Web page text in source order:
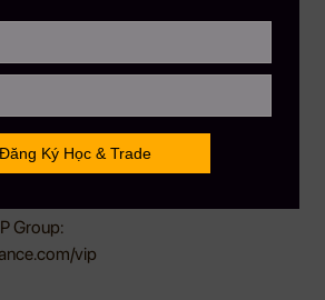
mẽ.
Với sứ mệnh giúp hàng triệu người Việt
về đầu tư tài chánh
3389
Group:
vip